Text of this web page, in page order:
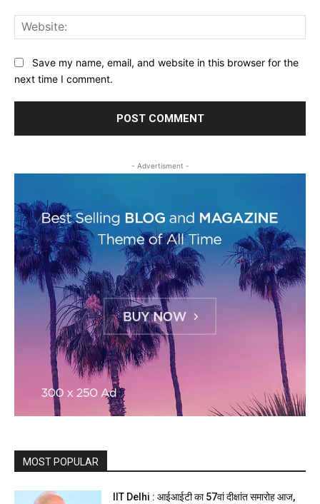
Save my name, email, and website in this browser for the
next time I comment.
- Advertisment -
MOST POPULAR
IIT Delhi : आईआईटी का 57वां दीक्षांत समारोह आज,